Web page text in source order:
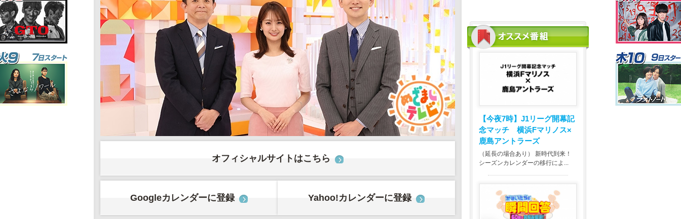
オフィシャルサイトはこちら
Googleカレンダーに登録 Yahoo!カレンダーに登録
【今夜7時】 J1リーグ開幕記
念マッチ 横浜Fマリノス×
鹿島アントラーズ
（延長の場合あり） 新時代到来！
シーズンカレンダーの移行によ...